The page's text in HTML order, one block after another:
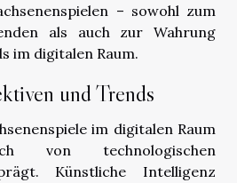
– sowohl zum
als auch zur Wahrung
im digitalen Raum.
und Trends
im digitalen Raum
von technologischen
Künstliche Intelligenz